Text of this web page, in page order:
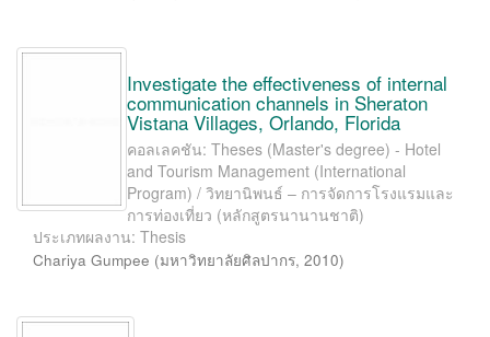
Investigate the effectiveness of internal
communication channels in Sheraton
Vistana Villages, Orlando, Florida
คอลเลคชัน: Theses (Master's degree) - Hotel
and Tourism Management (International
Program) / วิทยานิพนธ์ – การจัดการโรงแรมและ
การท่องเที่ยว (หลักสูตรนานานชาติ)
ประเภทผลงาน: Thesis
Chariya Gumpee (มหาวิทยาลัยศิลปากร, 2010)